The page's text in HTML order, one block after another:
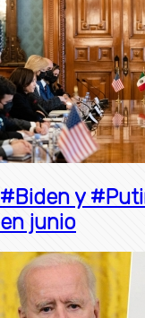
#Biden y
en junio